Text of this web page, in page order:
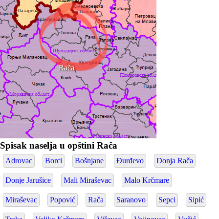
Rača
Spisak naselja u opštini Rača
Adrovac Borci Bošnjane Đurđevo Donja Rača
Donje Jarušice Mali Miraševac Malo Krčmare
Miraševac Popović Rača Saranovo Sepci Sipić